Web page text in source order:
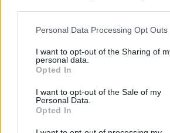
Please note that this website/app uses
not limited to your visit or usage
grant or deny consent to Google and its
use your data for below specified
consent section.
Personal Data Processing Opt Outs
I want to opt-out of the Sharing of
personal data.
Opted In
I want to opt-out of the Sale of my
Personal Data.
Opted In
μείνεις εντός πλάνου.
διατροφή σου, γιατί τις
ημέρες ξέφυγες λιγάκι και
επηρεάζει την υγεία σου.
ΙΧΘΕΙΣ
Τα προβλήματα που
την προσωπική σου ζωή και